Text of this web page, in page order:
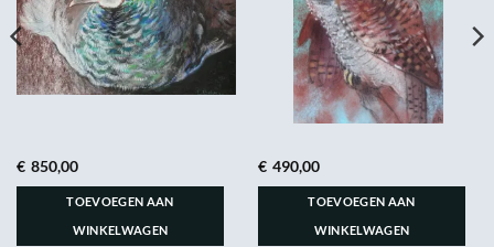
€ 850,00
TOEVOEGEN AAN
WINKELWAGEN
€ 490,00
TOEVOEGEN AAN
WINKELWAGEN